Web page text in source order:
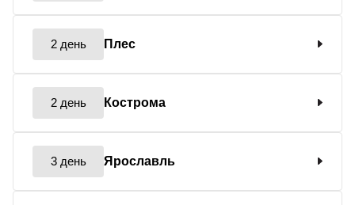
2 день Плес
2 день Кострома
3 день Ярославль